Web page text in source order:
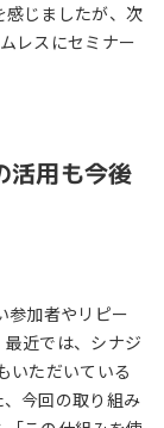
じましたが、次
レスにセミナー
活用も今後
参加者やリピー
近では、シナジ
いただいている
今回の取り組み